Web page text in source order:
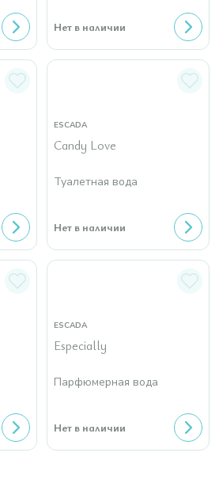
Нет в наличии
ESCADA
Candy Love
Туалетная вода
Нет в наличии
ESCADA
Especially
Парфюмерная вода
Нет в наличии